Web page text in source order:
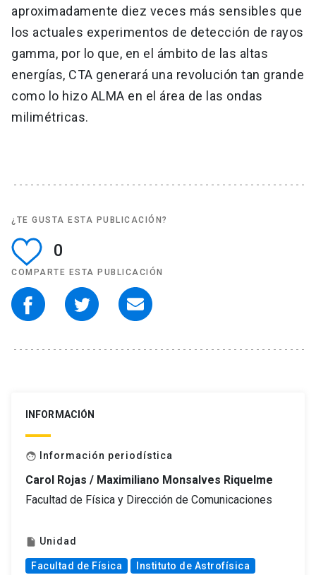
aproximadamente diez veces más sensibles que
los actuales experimentos de detección de rayos
gamma, por lo que, en el ámbito de las altas
energías, CTA generará una revolución tan grande
como lo hizo ALMA en el área de las ondas
milimétricas.
¿TE GUSTA ESTA PUBLICACIÓN?
0
COMPARTE ESTA PUBLICACIÓN
INFORMACIÓN
face Información periodística
Carol Rojas / Maximiliano Monsalves Riquelme
Facultad de Física y Dirección de Comunicaciones
insert_drive_file Unidad
Facultad de Física
Instituto de Astrofísica